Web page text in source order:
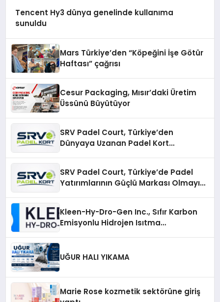
Tencent Hy3 dünya genelinde kullanıma
sunuldu
Mars Türkiye’den “Köpeğini İşe Götür
Haftası” çağrısı
Cesur Packaging, Mısır’daki Üretim
Üssünü Büyütüyor
SRV Padel Court, Türkiye’den
Dünyaya Uzanan Padel Kort
SRV Padel Court, Türkiye’de Padel
Yatırımlarının Güçlü Markası Olmayı
Kleen-Hy-Dro-Gen Inc., Sıfır Karbon
Emisyonlu Hidrojen Isıtma
UĞUR HALI YIKAMA
Marie Rose kozmetik sektörüne giriş